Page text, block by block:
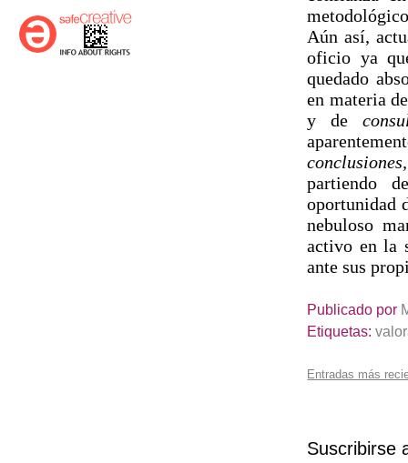
Aún así,
oficio ya
quedado
en materia
y de
partiendo
oportunidad
nebuloso
activo en la
ante sus
Publicado por
Etiquetas:
Entradas más
Suscribirse